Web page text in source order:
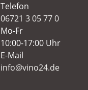
Telefon
06721 3 05 77 0
Mo-Fr
10:00-17:00 Uhr
E-Mail
info@vino24.de